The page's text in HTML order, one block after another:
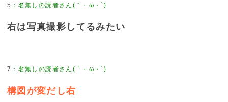
5 ： 名無しの読者さん(｀・ω・´)
右は写真撮影してるみたい
7 ： 名無しの読者さん(｀・ω・´)
構図が変だし右